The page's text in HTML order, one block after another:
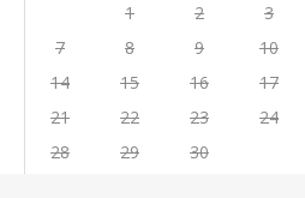
1
2 3
7
8 9 10
14
15 16 17
21
22 23 24
28
29 30